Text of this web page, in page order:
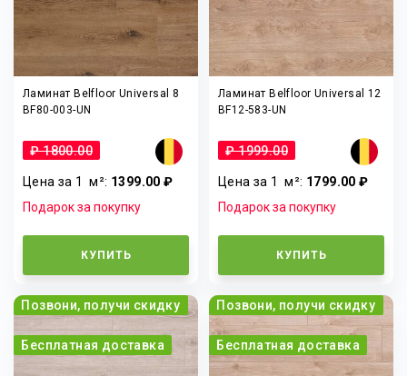
Ламинат Belfloor Universal 8
BF80-003-UN
₽ 1800.00
Цена за 1м²: 1399.00 ₽
Подарок за покупку
КУПИТЬ
Ламинат Belfloor Universal 12
BF12-583-UN
₽ 1999.00
Цена за 1м²: 1799.00 ₽
Подарок за покупку
КУПИТЬ
Позвони, получи скидку
Бесплатная доставка
Позвони, получи скидку
Бесплатная доставка